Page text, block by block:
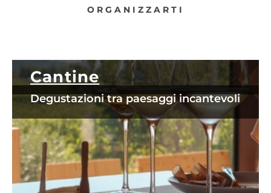
ORGANIZZARTI
Cantine
Degustazioni tra paesaggi incantevoli